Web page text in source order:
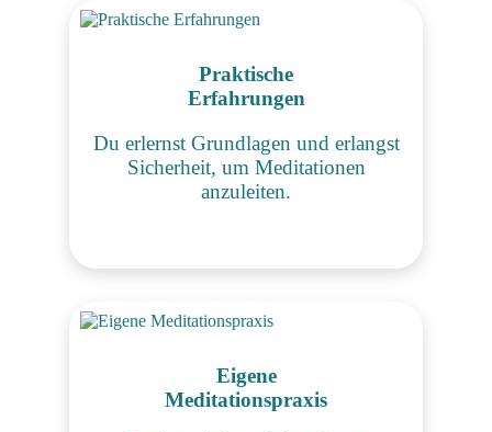
Praktische
Erfahrungen
Du erlernst Grundlagen und erlangst
Sicherheit, um Meditationen
anzuleiten.
Eigene
Meditationspraxis